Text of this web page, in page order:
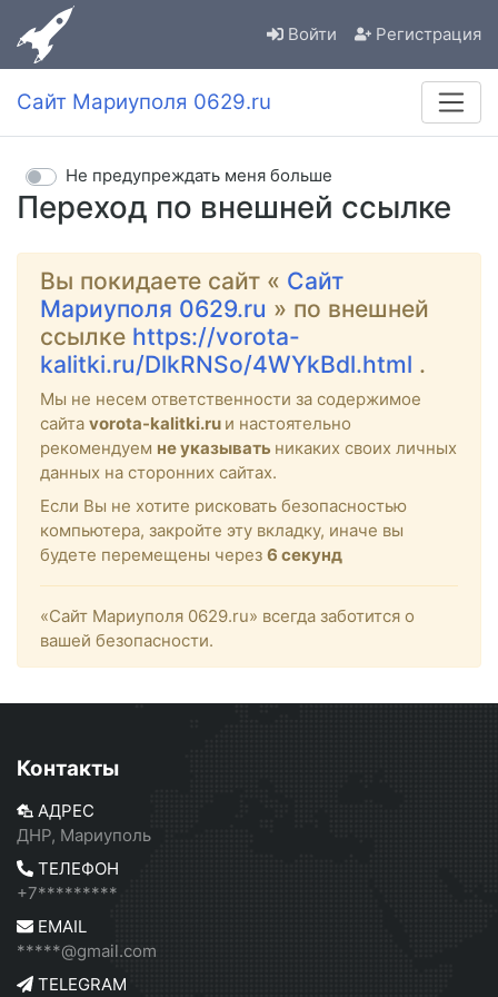
Войти Регистрация
Сайт Мариуполя 0629.ru
Переход по внешней ссылке
Не предупреждать меня больше
Вы покидаете сайт « Сайт
Мариуполя 0629.ru » по внешней
ссылке https://vorota-
kalitki.ru/DlkRNSo/4WYkBdl.html .
Мы не несем ответственности за содержимое
сайта vorota-kalitki.ru и настоятельно
рекомендуем не указывать никаких своих личных
данных на сторонних сайтах.
Если Вы не хотите рисковать безопасностью
компьютера, закройте эту вкладку, иначе вы
будете перемещены через 6 секунд
«Сайт Мариуполя 0629.ru» всегда заботится о
вашей безопасности.
Контакты
АДРЕС
ДНР, Мариуполь
ТЕЛЕФОН
+7*********
EMAIL
*****@gmail.com
TELEGRAM